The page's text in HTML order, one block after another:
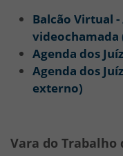
Balcão Virtual
videochamada
Agenda dos
Agenda dos
externo)
Vara do Trabalho